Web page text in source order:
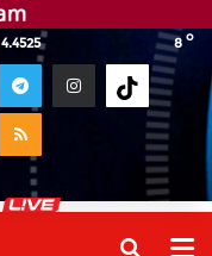
8 o
4.4525